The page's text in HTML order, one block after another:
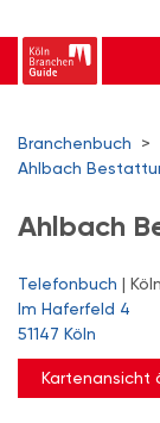
Branchenbuch >
Ahlbach
Ahlbach
Telefonbuch | Köln
Im Haferfeld 4
51147 Köln
Kartenansicht